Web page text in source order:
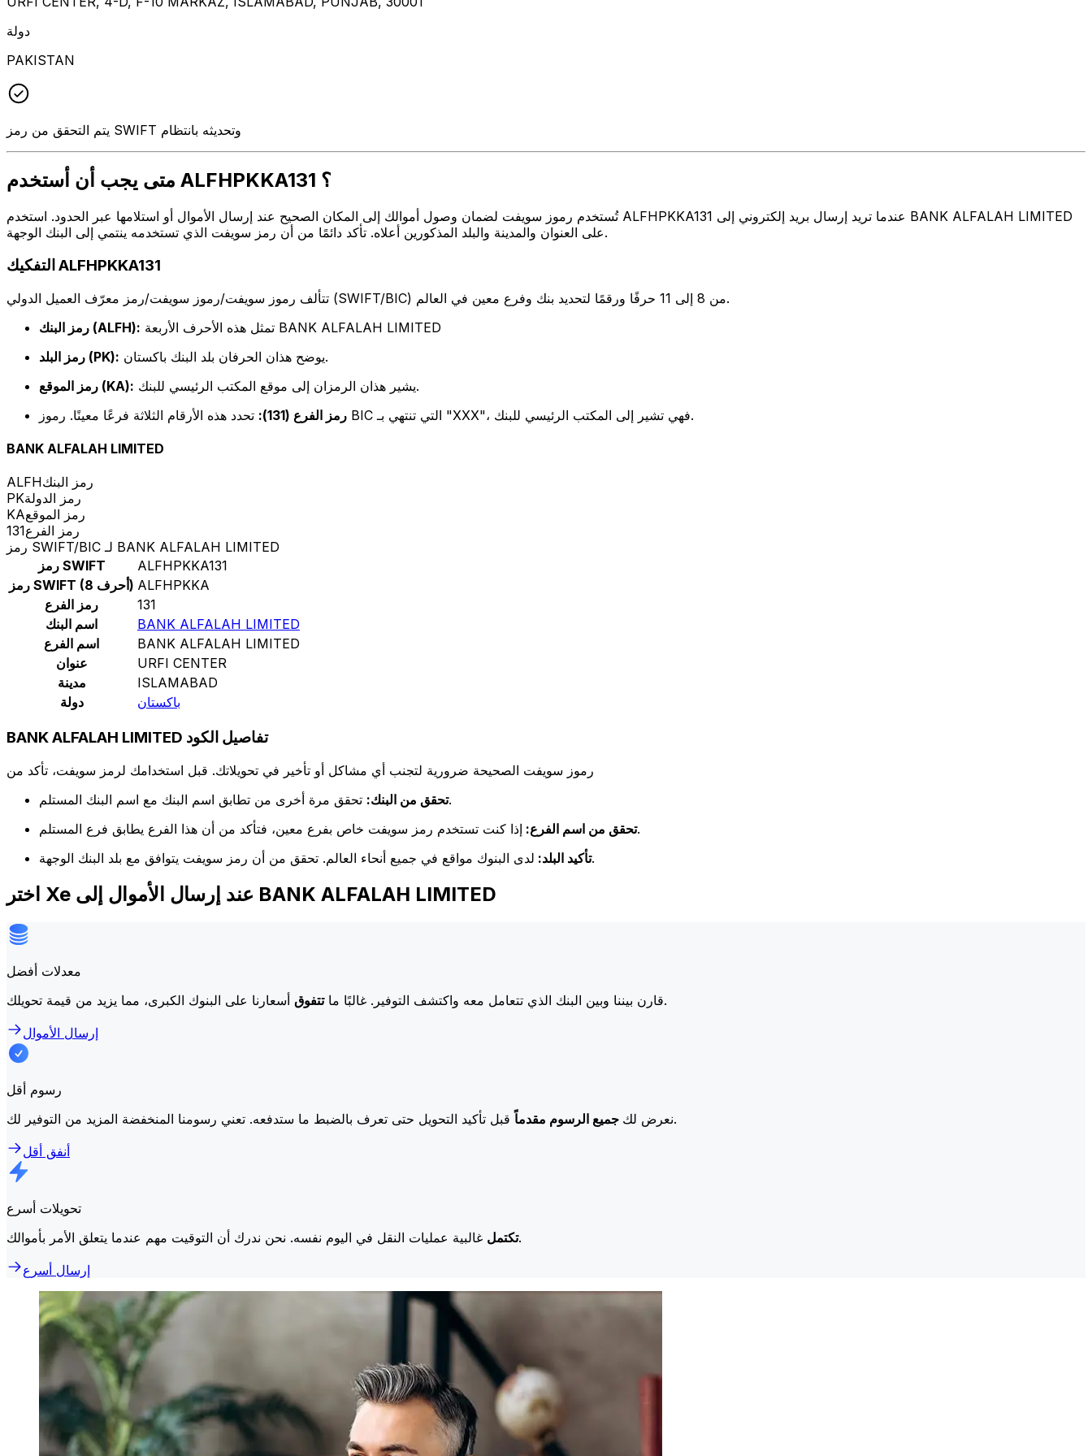
دولة
PAKISTAN
يتم التحقق من رمز SWIFT وتحديثه بانتظام
متى يجب أن أستخدم ALFHPKKA131 ؟
تُستخدم رموز سويفت لضمان وصول أموالك إلى المكان الصحيح عند إرسال الأموال أو استلامها عبر الحدود. استخدم ALFHPKKA131 عندما تريد إرسال بريد إلكتروني إلى BANK ALFALAH LIMITED
على العنوان والمدينة والبلد المذكورين أعلاه. تأكد دائمًا من أن رمز سويفت الذي تستخدمه ينتمي إلى البنك الوجهة.
التفكيك ALFHPKKA131
تتألف رموز سويفت/رموز سويفت/رمز معرّف العميل الدولي (SWIFT/BIC) من 8 إلى 11 حرفًا ورقمًا لتحديد بنك وفرع معين في العالم.
رمز البنك (ALFH):
تمثل هذه الأحرف الأربعة BANK ALFALAH LIMITED
رمز البلد (PK):
يوضح هذان الحرفان بلد البنك باكستان.
رمز الموقع (KA):
يشير هذان الرمزان إلى موقع المكتب الرئيسي للبنك.
رمز الفرع (131):
تحدد هذه الأرقام الثلاثة فرعًا معينًا. رموز BIC التي تنتهي بـ "XXX"، فهي تشير إلى المكتب الرئيسي للبنك.
BANK ALFALAH LIMITED
ALFHرمز البنك
PKرمز الدولة
KAرمز الموقع
131رمز الفرع
رمز SWIFT/BIC لـ BANK ALFALAH LIMITED
رمز SWIFT
ALFHPKKA131
رمز SWIFT (8 أحرف) ALFHPKKA
رمز الفرع
131
اسم البنك
BANK ALFALAH LIMITED
اسم الفرع
BANK ALFALAH LIMITED
عنوان
URFI CENTER
مدينة
ISLAMABAD
دولة
باكستان
BANK ALFALAH LIMITED تفاصيل الكود
رموز سويفت الصحيحة ضرورية لتجنب أي مشاكل أو تأخير في تحويلاتك. قبل استخدامك لرمز سويفت، تأكد من
تحقق من البنك:تحقق مرة أخرى من تطابق اسم البنك مع اسم البنك المستلم.
تحقق من اسم الفرع:إذا كنت تستخدم رمز سويفت خاص بفرع معين، فتأكد من أن هذا الفرع يطابق فرع المستلم.
تأكيد البلد:لدى البنوك مواقع في جميع أنحاء العالم. تحقق من أن رمز سويفت يتوافق مع بلد البنك الوجهة.
اختر Xe عند إرسال الأموال إلى BANK ALFALAH LIMITED
معدلات أفضل
قارن بيننا وبين البنك الذي تتعامل معه واكتشف التوفير. غالبًا ماتتفوق
أسعارنا على البنوك الكبرى، مما يزيد من قيمة تحويلك.
إرسال الأموال
رسوم أقل
نعرض لك جميع الرسوم مقدماً
قبل تأكيد التحويل حتى تعرف بالضبط ما ستدفعه. تعني رسومنا المنخفضة المزيد من التوفير لك.
أنفق أقل
تحويلات أسرع
تكتملغالبية عمليات النقل في اليوم نفسه. نحن ندرك أن التوقيت مهم عندما يتعلق الأمر بأموالك.
إرسال أسرع